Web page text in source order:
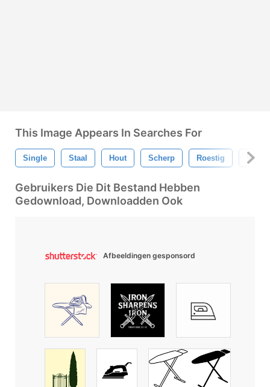
This Image Appears In Searches For
Single Staal Hout Scherp Roestig
Gebruikers Die Dit Bestand Hebben
Gedownload, Downloadden Ook
Afbeeldingen gesponsord